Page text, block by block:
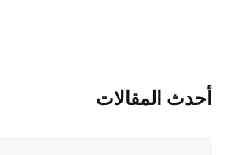
أحدث المقالات